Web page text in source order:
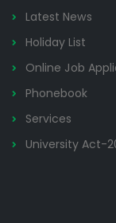
Latest News
Holiday List
Online Job
Phonebook
Services
University Act-